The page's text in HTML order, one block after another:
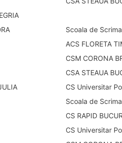
Scoala de
ACS FLORETA
CSM CORONA
CSA STEAUA
CS Universitar
Scoala de
CS RAPID
CS Universitar